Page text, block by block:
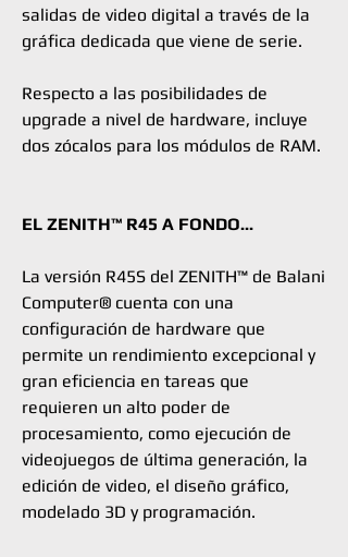
salidas de video digital a través de la
gráfica dedicada que viene de serie.
Respecto a las posibilidades de
upgrade a nivel de hardware, incluye
dos zócalos para los módulos de RAM.
EL ZENITH™ R45 A FONDO...
La versión R45S del ZENITH™ de Balani
Computer® cuenta con una
configuración de hardware que
permite un rendimiento excepcional y
gran eficiencia en tareas que
requieren un alto poder de
procesamiento, como ejecución de
videojuegos de última generación, la
edición de video, el diseño gráfico,
modelado 3D y programación.